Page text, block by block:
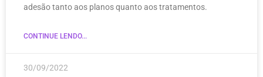
adesão tanto aos planos quanto aos tratamentos.
CONTINUE LENDO...
30/09/2022